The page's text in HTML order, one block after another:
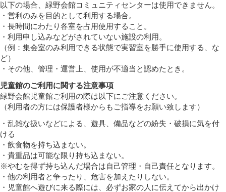
以下の場合、緑野会館コミュニティセンターは使用できません。
・営利のみを目的として利用する場合。
・長時間にわたり各室を占用使用すること。
・利用申し込みなどがされていない施設の利用。
（例：集会室のみ利用できる状態で実習室を勝手に使用する、な
ど）
・その他、管理・運営上、使用が不適当と認めたとき。
児童館のご利用に関する注意事項
緑野会館児童館ご利用の際は以下にご注意ください。
（利用者の方には保護者様からもご指導をお願い致します）
・乱雑な扱いなどによる、遊具、備品などの紛失・破損に気を付
ける
・飲食物を持ち込まない。
・貴重品は可能な限り持ち込まない。
※やむを得ず持ち込んだ場合は自己管理・自己責任となります。
・他の利用者と争ったり、危害を加えたりしない。
・児童館へ遊びに来る際には、必ずお家の人に伝えてから出かけ